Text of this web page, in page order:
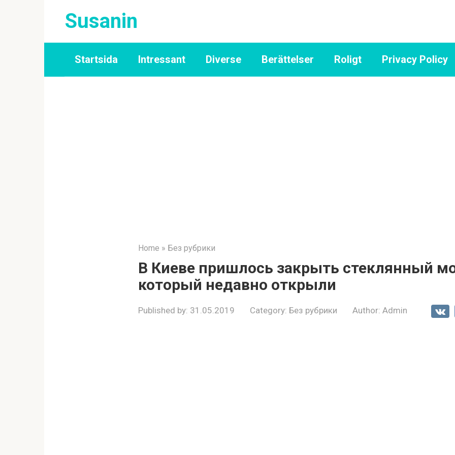
Susanin
Startsida Intressant Diverse Berättelser Roligt Privacy Policy
Home » Без рубрики
В Киеве пришлось закрыть стеклянный
который недавно открыли
Published by: 31.05.2019 Category: Без рубрики Author: Admin